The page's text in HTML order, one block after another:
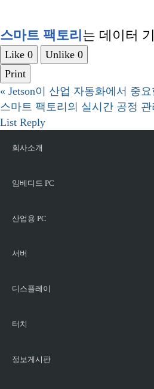
스마트 팩토리 는 데이터
Like 0 Unlike 0
Print
« Jetson이 산업 자동화에서 중
스마트 팩토리의 실시간 공정 관
List Reply
회사소개
임베디드 PC
산업용 PC
서버
디스플레이
터치
정보게시판